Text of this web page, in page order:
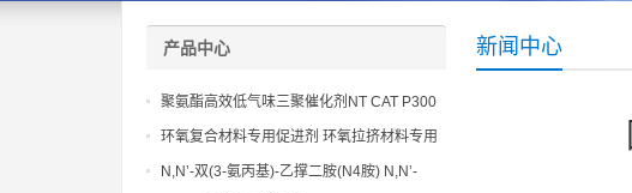
新闻中心
产品中心
聚氨酯高效低气味三聚催化剂NT CAT P300
环氧复合材料专用促进剂 环氧拉挤材料专用
促进剂 NT EP 120
N,N’-双(3-氨丙基)-乙撑二胺(N4胺) N,N’-